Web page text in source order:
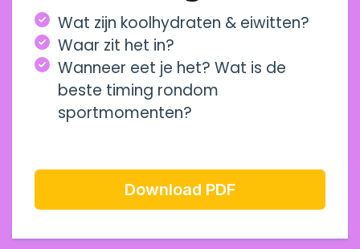
Wat zijn koolhydraten & eiwitten?
Waar zit het in?
Wanneer eet je het? Wat is de
beste timing rondom
sportmomenten?
Download PDF